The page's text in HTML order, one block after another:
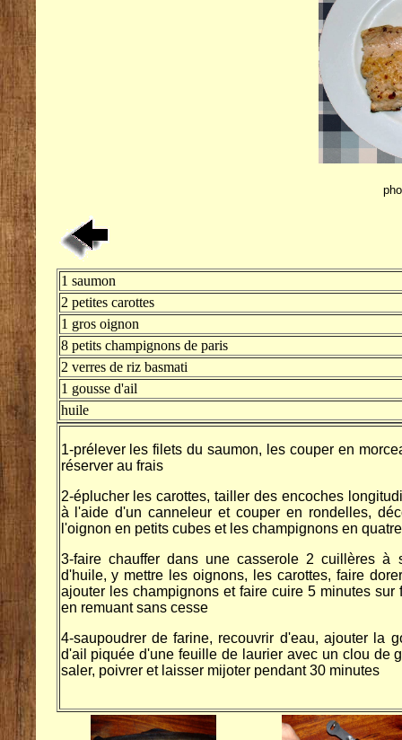
1 saumon
2 petites carottes
1 gros oignon
8 petits champignons de paris
2 verres de riz basmati
1 gousse d'ail
huile
1-prélever les filets du saumon, les couper en
réserver au frais
2-éplucher les carottes, tailler des encoches
à l'aide d'un canneleur et couper en rondelles,
l'oignon en petits cubes et les champignons en quatre
3-faire chauffer dans une casserole 2 cuillères à
d'huile, y mettre les oignons, les carottes, faire
ajouter les champignons et faire cuire 5 minutes sur
en remuant sans cesse
4-saupoudrer de farine, recouvrir d'eau, ajouter la
d'ail piquée d'une feuille de laurier avec un clou de
saler, poivrer et laisser mijoter pendant 30 minutes